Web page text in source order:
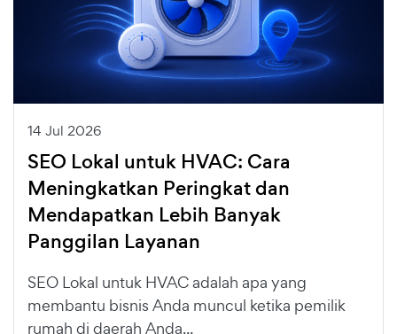
14 Jul 2026
SEO Lokal untuk HVAC: Cara
Meningkatkan Peringkat dan
Mendapatkan Lebih Banyak
Panggilan Layanan
SEO Lokal untuk HVAC adalah apa yang
membantu bisnis Anda muncul ketika pemilik
rumah di daerah Anda...